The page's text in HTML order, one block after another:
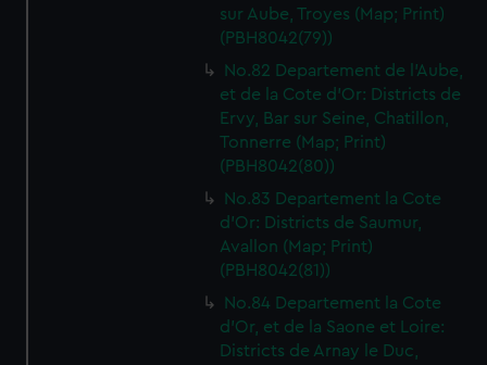
sur Aube, Troyes (Map; Print)
(PBH8042(79))
No.82 Departement de l'Aube,
et de la Cote d'Or: Districts de
Ervy, Bar sur Seine, Chatillon,
Tonnerre (Map; Print)
(PBH8042(80))
No.83 Departement la Cote
d'Or: Districts de Saumur,
Avallon (Map; Print)
(PBH8042(81))
No.84 Departement la Cote
d'Or, et de la Saone et Loire:
Districts de Arnay le Duc,